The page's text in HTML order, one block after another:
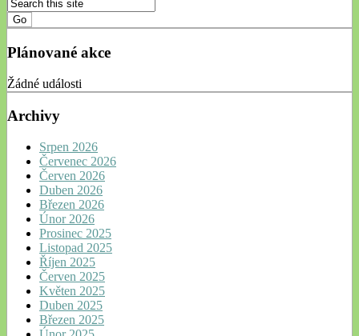
Plánované akce
Žádné události
Archivy
Srpen 2026
Červenec 2026
Červen 2026
Duben 2026
Březen 2026
Únor 2026
Prosinec 2025
Listopad 2025
Říjen 2025
Červen 2025
Květen 2025
Duben 2025
Březen 2025